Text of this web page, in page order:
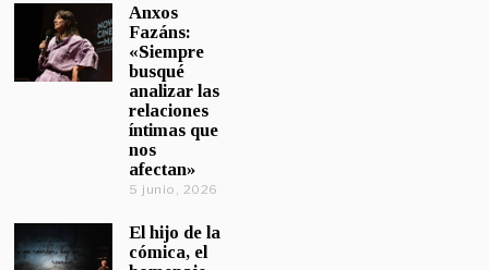
Anxos
Fazáns:
«Siempre
busqué
analizar las
relaciones
íntimas que
nos
afectan»
5 junio, 2026
El hijo de la
cómica, el